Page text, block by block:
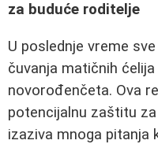
za buduće roditelje
U poslednje vreme
čuvanja matičnih
novorođenčeta. Ova
potencijalnu zaštitu
izaziva mnoga pitanja